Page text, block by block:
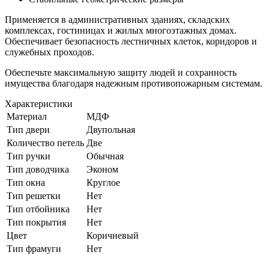
Применяется в административных зданиях, складских
комплексах, гостиницах и жилых многоэтажных домах.
Обеспечивает безопасность лестничных клеток, коридоров и
служебных проходов.
Обеспечьте максимальную защиту людей и сохранность
имущества благодаря надежным противопожарным системам.
Характеристики
Материал
МДФ
Тип двери
Двупольная
Количество петель Две
Тип ручки
Обычная
Тип доводчика
Эконом
Тип окна
Круглое
Тип решетки
Нет
Тип отбойника
Нет
Тип покрытия
Нет
Цвет
Коричневый
Тип фрамуги
Нет